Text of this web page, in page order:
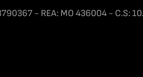
- REA: MO 436004 - C.S: